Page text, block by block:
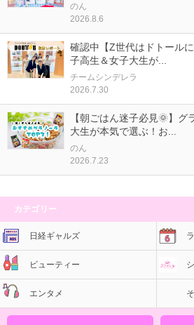
のん
2026.8.6
確認中【Z世代はドトール
子高生＆女子大生が...
チームシンデレラ
2026.7.30
【朝ごはん迷子必見🌞】
大生が本気で選ぶ！お...
のん
2026.7.23
カテゴリー
日経ギャルズ
ビューティー
エンタメ